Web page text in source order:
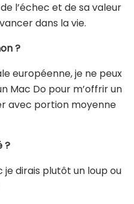
l’échec et de sa valeur
dans la vie.
?
européenne, je ne peux
Mac Do pour m’offrir un
avec portion moyenne
?
je dirais plutôt un loup ou